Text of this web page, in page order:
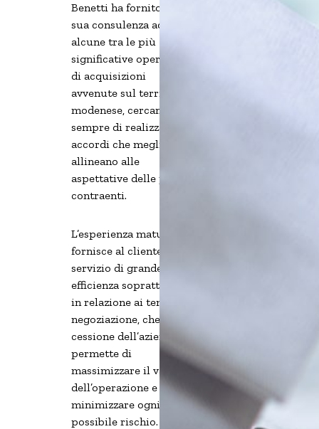
Benetti ha fornito la
sua consulenza ad
alcune tra le più
significative operazioni
di acquisizioni
avvenute sul territorio
modenese, cercando
sempre di realizzare gli
accordi che meglio si
allineano alle
aspettative delle parti
contraenti.
L’esperienza maturata
fornisce al cliente un
servizio di grande
efficienza soprattutto
in relazione ai tempi di
negoziazione, che, nella
cessione dell’azienda,
permette di
massimizzare il valore
dell’operazione e a
minimizzare ogni
possibile rischio.